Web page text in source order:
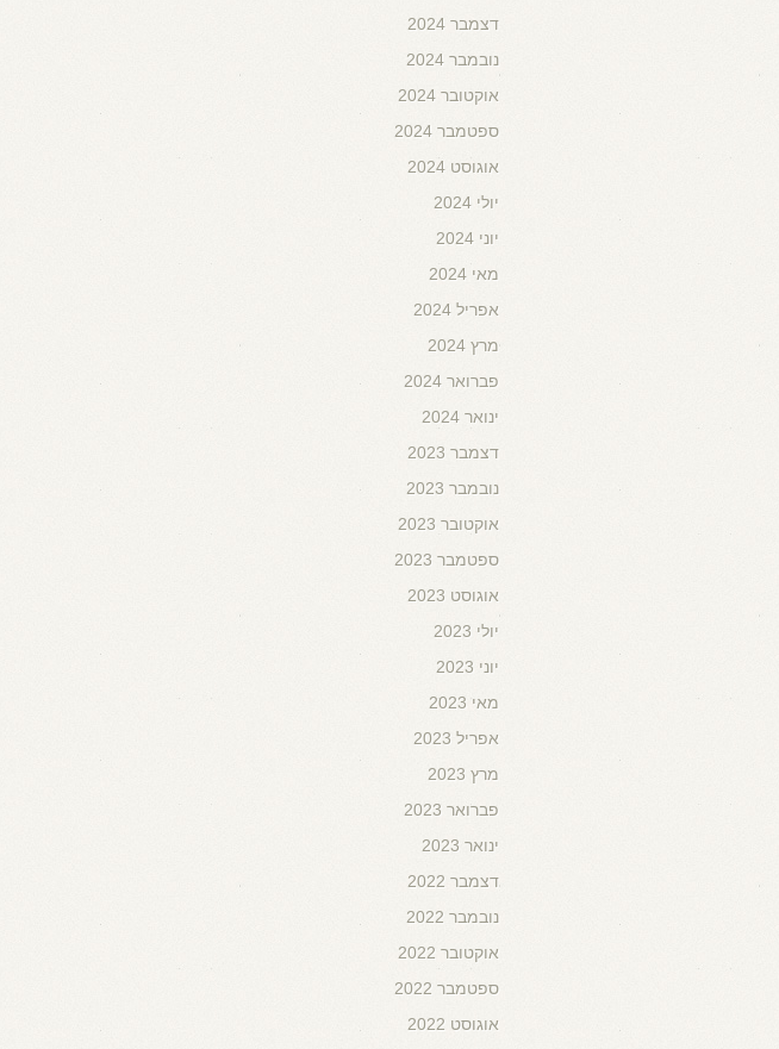
דצמבר 2024
נובמבר 2024
אוקטובר 2024
ספטמבר 2024
אוגוסט 2024
יולי 2024
יוני 2024
מאי 2024
אפריל 2024
מרץ 2024
פברואר 2024
ינואר 2024
דצמבר 2023
נובמבר 2023
אוקטובר 2023
ספטמבר 2023
אוגוסט 2023
יולי 2023
יוני 2023
מאי 2023
אפריל 2023
מרץ 2023
פברואר 2023
ינואר 2023
דצמבר 2022
נובמבר 2022
אוקטובר 2022
ספטמבר 2022
אוגוסט 2022